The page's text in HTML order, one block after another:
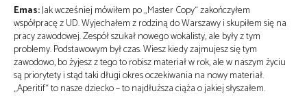
Emas:Jak wcześniej mówiłem po „Master Copy“ zakończyłem
współpracę z UD. Wyjechałem z rodziną do Warszawy i skupiłem się na
pracy zawodowej. Zespół szukał nowego wokalisty, ale były z tym
problemy. Podstawowym był czas. Wiesz kiedy zajmujesz się tym
zawodowo, bo żyjesz z tego to robisz materiał w rok, ale w naszym życiu
są priorytety i stąd taki długi okres oczekiwania na nowy materiał.
„Aperitif“ to nasze dziecko – to najdłuższa ciąża o jakiej słyszałem.